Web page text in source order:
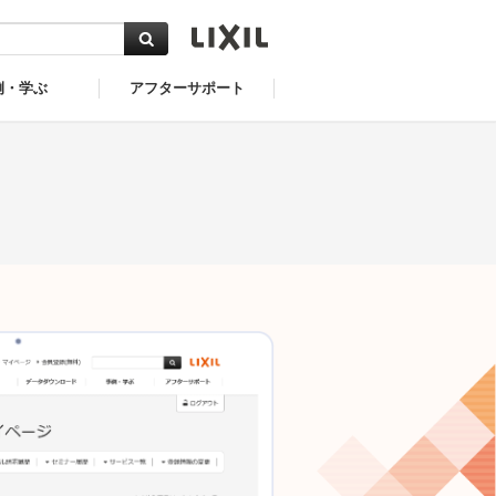
・学ぶ アフターサポート